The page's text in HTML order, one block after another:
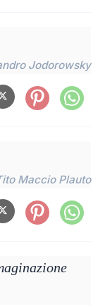
Jodorowsky
Maccio Plauto